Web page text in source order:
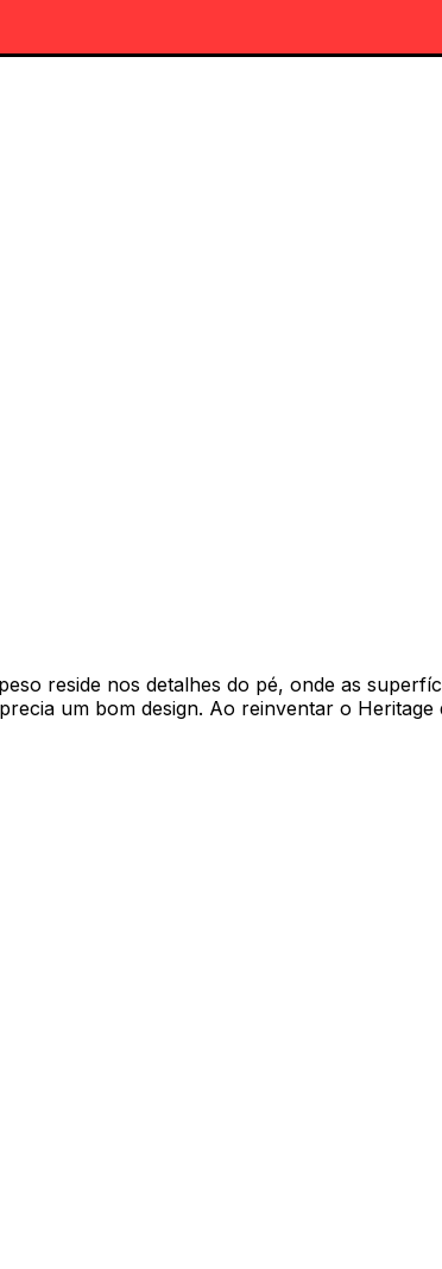
reside nos detalhes do pé, onde as
um bom design. Ao reinventar o